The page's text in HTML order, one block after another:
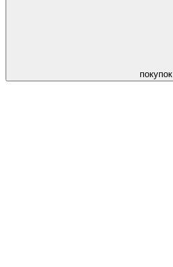
покупок